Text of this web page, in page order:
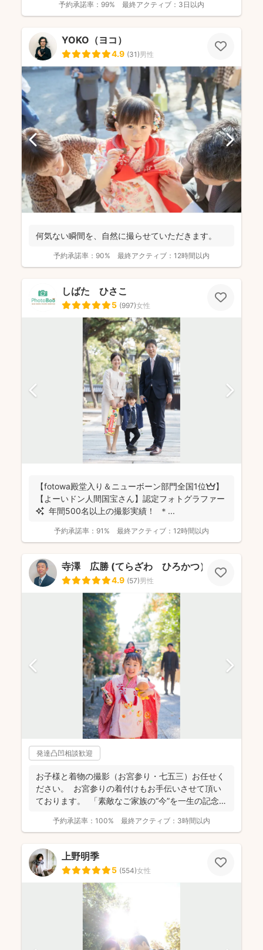
予約承諾率： 99% 最終アクティブ： 3日以内
YOKO（ヨコ）
4.9 (31)男性
何気ない瞬間を、自然に撮らせていただきます。
予約承諾率： 90% 最終アクティブ： 12時間以内
しばた ひさこ
5 (997)女性
【fotowa殿堂入り＆ニューボーン部門全国1位👑】
【よーいドン人間国宝さん】認定フォトグラファー
✨ 年間500名以上の撮影実績！ ＊...
予約承諾率： 91% 最終アクティブ： 12時間以内
寺澤 広勝 (てらざわ ひろかつ）
4.9 (57)男性
発達凸凹相談歓迎
お子様と着物の撮影（お宮参り・七五三）お任せく
ださい。 お宮参りの着付けもお手伝いさせて頂い
ております。 「素敵なご家族の“今”を一生の記念
予約承諾率： 100% 最終アクティブ： 3時間以内
上野明季
5 (554)女性